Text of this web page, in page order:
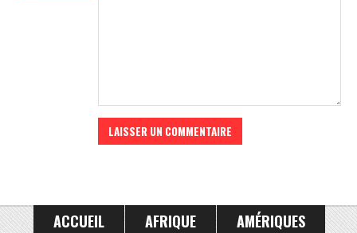
ACCUEIL AFRIQUE
AMÉRIQUES